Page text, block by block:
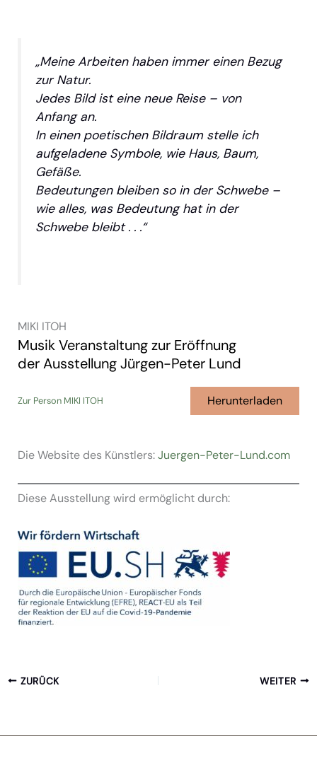
„Meine Arbeiten haben immer einen Bezug
zur Natur.
Jedes Bild ist eine neue Reise – von
Anfang an.
In einen poetischen Bildraum stelle ich
aufgeladene Symbole, wie Haus, Baum,
Gefäße.
Bedeutungen bleiben so in der Schwebe –
wie alles, was Bedeutung hat in der
Schwebe bleibt . . .“
MIKI ITOH
Musik Veranstaltung zur Eröffnung
der Ausstellung Jürgen-Peter Lund
Zur Person MIKI ITOH Herunterladen
Die Website des Künstlers:Juergen-Peter-Lund.com
Diese Ausstellung wird ermöglicht durch:
ZURÜCK WEITER